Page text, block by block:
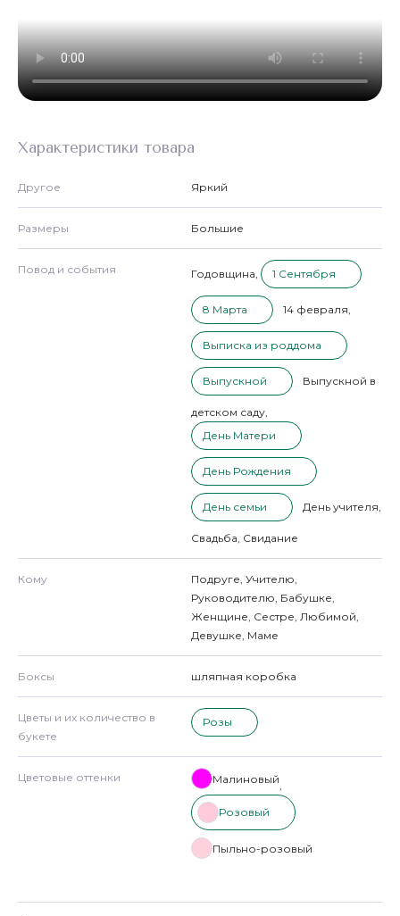
Характеристики товара
Другое Яркий
Размеры Большие
Повод и события Годовщина, 1 Сентября
8 Марта 14 февраля,
Выписка из роддома
Выпускной Выпускной в
детском саду,
День Матери
День Рождения
День семьи День учителя,
Свадьба, Свидание
Кому Подруге, Учителю,
Руководителю, Бабушке,
Женщине, Сестре, Любимой,
Девушке, Маме
Боксы шляпная коробка
Цветы и их количество в
букете
Розы
Цветовые оттенки Малиновый,
Розовый
Пыльно-розовый